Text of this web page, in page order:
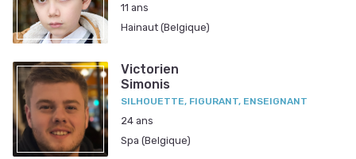
11 ans
Hainaut (Belgique)
Victorien
Simonis
SILHOUETTE, FIGURANT, ENSEIGNANT
24 ans
Spa (Belgique)